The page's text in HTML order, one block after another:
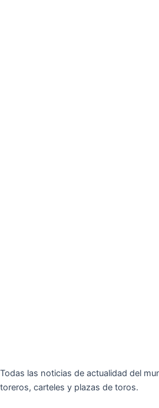
Todas las noticias de actualidad del
toreros, carteles y plazas de toros.